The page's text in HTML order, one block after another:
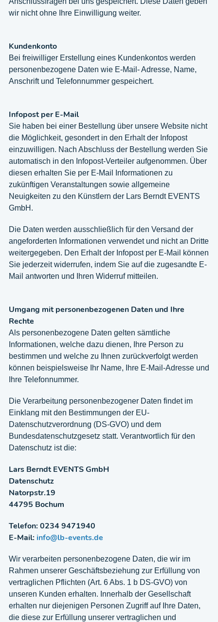
wir nicht ohne Ihre Einwilligung weiter.
Kundenkonto
Bei freiwilliger Erstellung eines Kundenkontos werden
personenbezogene Daten wie E-Mail- Adresse, Name,
Anschrift und Telefonnummer gespeichert.
Infopost per E-Mail
Sie haben bei einer Bestellung über unsere Website nicht
die Möglichkeit, gesondert in den Erhalt der Infopost
einzuwilligen. Nach Abschluss der Bestellung werden Sie
automatisch in den Infopost-Verteiler aufgenommen. Über
diesen erhalten Sie per E-Mail Informationen zu
zukünftigen Veranstaltungen sowie allgemeine
Neuigkeiten zu den Künstlern der Lars Berndt EVENTS
GmbH.
Die Daten werden ausschließlich für den Versand der
angeforderten Informationen verwendet und nicht an Dritte
weitergegeben. Den Erhalt der Infopost per E-Mail können
Sie jederzeit widerrufen, indem Sie auf die zugesandte E-
Mail antworten und Ihren Widerruf mitteilen.
Umgang mit personenbezogenen Daten und Ihre
Rechte
Als personenbezogene Daten gelten sämtliche
Informationen, welche dazu dienen, Ihre Person zu
bestimmen und welche zu Ihnen zurückverfolgt werden
können beispielsweise Ihr Name, Ihre E-Mail-Adresse und
Ihre Telefonnummer.
Die Verarbeitung personenbezogener Daten findet im
Einklang mit den Bestimmungen der EU-
Datenschutzverordnung (DS-GVO) und dem
Bundesdatenschutzgesetz statt. Verantwortlich für den
Datenschutz ist die:
Lars Berndt EVENTS GmbH
Datenschutz
Natorpstr.19
44795 Bochum
Telefon: 0234 9471940
E-Mail: info@lb-events.de
Wir verarbeiten personenbezogene Daten, die wir im
Rahmen unserer Geschäftsbeziehung zur Erfüllung von
vertraglichen Pflichten (Art. 6 Abs. 1 b DS-GVO) von
unseren Kunden erhalten. Innerhalb der Gesellschaft
erhalten nur diejenigen Personen Zugriff auf Ihre Daten,
die diese zur Erfüllung unserer vertraglichen und